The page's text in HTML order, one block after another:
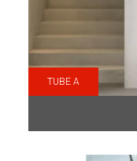
TUBE A